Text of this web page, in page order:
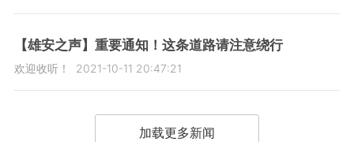
【雄安之声】重要通知！这条道路请注意绕行
欢迎收听！ 2021-10-11 20:47:21
加载更多新闻